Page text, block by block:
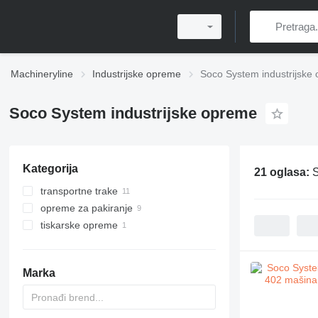
Machineryline Industrijske opreme Soco System industrijske
Soco System industrijske opreme
Kategorija
transportne trake
valjkasti transporteri
trakasti konvejeri
opreme za pakiranje
mašine za zatvaranje kutija
ostale opreme za pakiranje
tiskarske opreme
Marka
21 oglasa: